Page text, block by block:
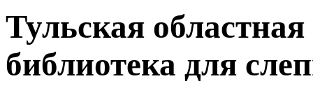
Тульская
библиотека для